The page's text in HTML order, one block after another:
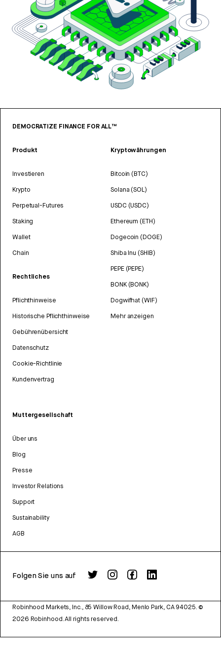
DEMOCRATIZE FINANCE FOR ALL™
Produkt
Investieren
Krypto
Perpetual-Futures
Staking
Wallet
Chain
Rechtliches
Pflichthinweise
Historische Pflichthinweise
Gebührenübersicht
Datenschutz
Cookie-Richtlinie
Kundenvertrag
Kryptowährungen
Bitcoin (BTC)
Solana (SOL)
USDC (USDC)
Ethereum (ETH)
Dogecoin (DOGE)
Shiba Inu (SHIB)
PEPE (PEPE)
BONK (BONK)
Dogwifhat (WIF)
Mehr anzeigen
Muttergesellschaft
Über uns
Blog
Presse
Investor Relations
Support
Sustainability
AGB
Folgen Sie uns auf
Robinhood Markets, Inc., 85 Willow Road, Menlo Park, CA 94025. ©
2026 Robinhood. All rights reserved.